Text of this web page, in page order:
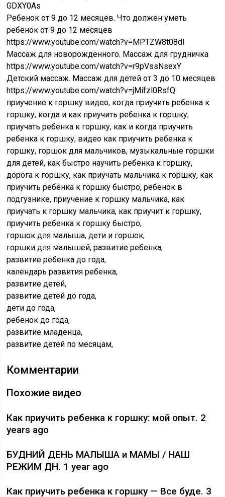
GDXY0As
Ребенок от 9 до 12 месяцев. Что должен уметь
ребенок от 9 до 12 месяцев
https://www.youtube.com/watch?v=MPTZW8t08dI
Массаж для новорожденного. Массаж для грудничка
https://www.youtube.com/watch?v=r9pVssNsexY
Детский массаж. Массаж для детей от 3 до 10 месяцев
https://www.youtube.com/watch?v=jMifzl0RsfQ
приучение к горшку видео, когда приучить ребенка к
горшку, когда и как приучить ребенка к горшку,
приучать ребенка к горшку, как и когда приучить
ребенка к горшку, видео как приучить ребенка к
горшку, горшок для мальчиков, музыкальные горшки
для детей, как быстро научить ребенка к горшку,
дорога к горшку, как приучать мальчика к горшку, как
приучить ребёнка к горшку быстро, ребенок в
подгузнике, приучение к горшку мальчика, как
приучать к горшку мальчика, как приучит к горшку,
приучить ребенка к горшку быстро,
горшок для малыша, дети и горшок,
горшки для малышей, развитие ребенка,
развитие ребенка до года,
календарь развития ребенка,
развитие детей,
развитие детей до года,
дети до года,
ребенок до года,
развитие младенца,
развитие детей по месяцам,
Комментарии
Похожие видео
Как приучить ребенка к горшку: мой опыт. 2
years ago
БУДНИЙ ДЕНЬ МАЛЫША и МАМЫ / НАШ
РЕЖИМ ДН. 1 year ago
Как приучить ребенка к горшку — Все буде. 3